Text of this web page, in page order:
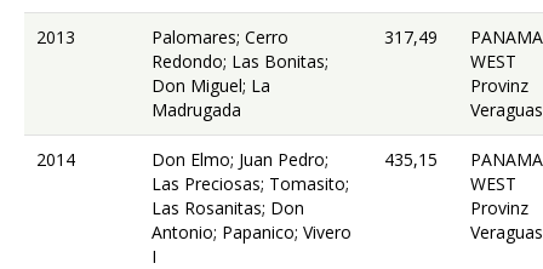
2013
Palomares; Cerro
Redondo; Las Bonitas;
Don Miguel; La
Madrugada
317,49
WEST
Provinz
Veraguas
2014
Don Elmo; Juan Pedro;
Las Preciosas; Tomasito;
Las Rosanitas; Don
Antonio; Papanico; Vivero
I
435,15
WEST
Provinz
Veraguas